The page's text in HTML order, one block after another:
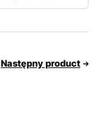
Następny product